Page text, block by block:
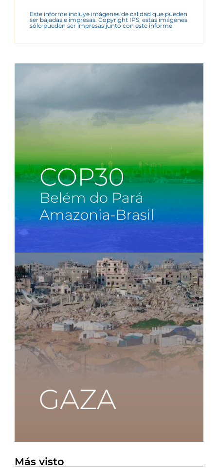
Este informe incluye imágenes de calidad que pueden
ser bajadas e impresas. Copyright IPS, estas imágenes
sólo pueden ser impresas junto con este informe
Más visto